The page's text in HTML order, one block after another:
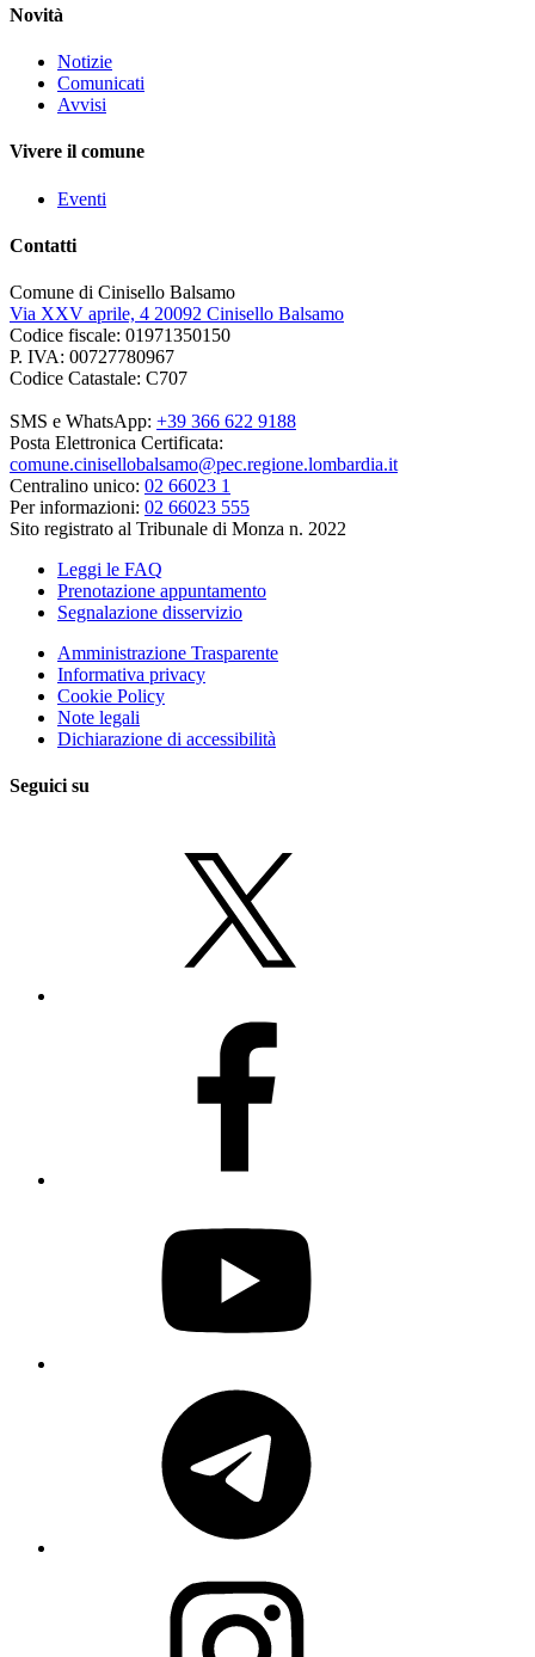
Novità
Notizie
Comunicati
Avvisi
Vivere il comune
Eventi
Contatti
Comune di Cinisello Balsamo
Via XXV aprile, 4 20092 Cinisello Balsamo
Codice fiscale: 01971350150
P. IVA: 00727780967
Codice Catastale: C707
SMS e WhatsApp: +39 366 622 9188
Posta Elettronica Certificata:
comune.cinisellobalsamo@pec.regione.lombardia.it
Centralino unico: 02 66023 1
Per informazioni: 02 66023 555
Sito registrato al Tribunale di Monza n. 2022
Leggi le FAQ
Prenotazione appuntamento
Segnalazione disservizio
Amministrazione Trasparente
Informativa privacy
Cookie Policy
Note legali
Dichiarazione di accessibilità
Seguici su